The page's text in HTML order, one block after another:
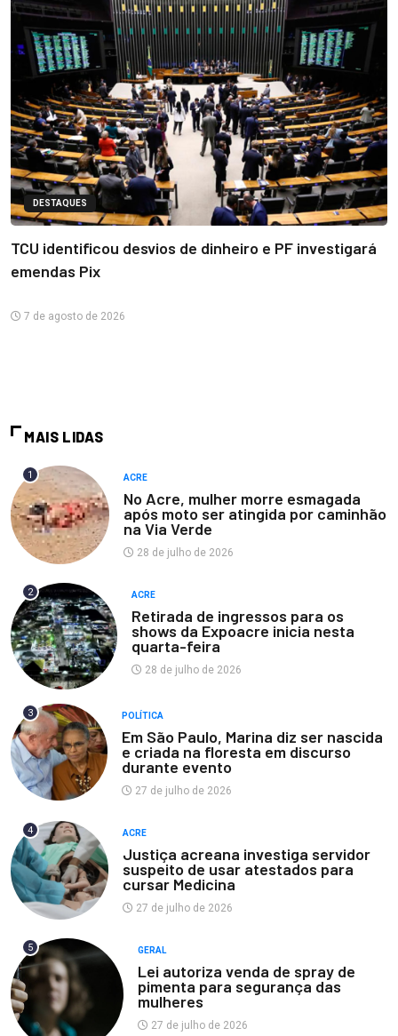
DESTAQUES
TCU identificou desvios de dinheiro e PF investigará
emendas Pix
7 de agosto de 2026
MAIS LIDAS
1 ACRE
No Acre, mulher morre esmagada
após moto ser atingida por caminhão
na Via Verde
28 de julho de 2026
2 ACRE
Retirada de ingressos para os
shows da Expoacre inicia nesta
quarta-feira
28 de julho de 2026
3 POLÍTICA
Em São Paulo, Marina diz ser nascida
e criada na floresta em discurso
durante evento
27 de julho de 2026
4 ACRE
Justiça acreana investiga servidor
suspeito de usar atestados para
cursar Medicina
27 de julho de 2026
5 GERAL
Lei autoriza venda de spray de
pimenta para segurança das
mulheres
27 de julho de 2026